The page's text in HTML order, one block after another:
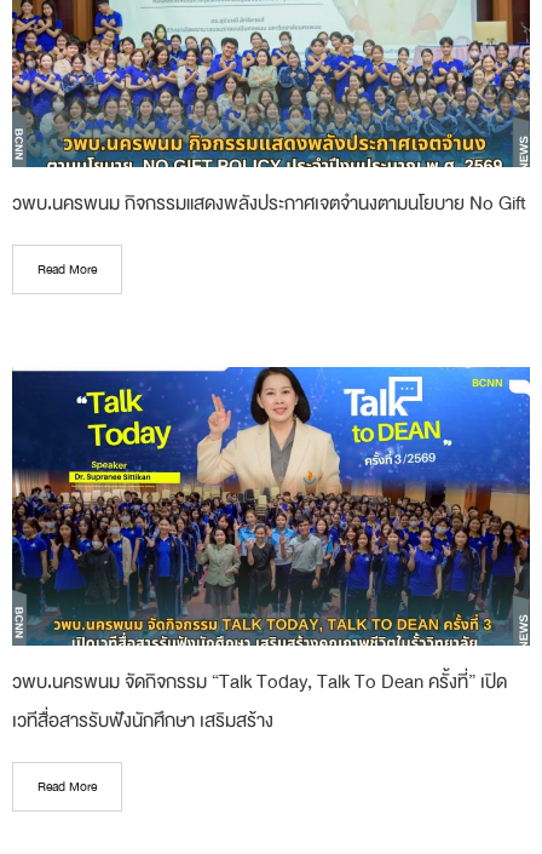
วพบ.นครพนม กิจกรรมแสดงพลังประกาศเจตจำนงตามนโยบาย No Gift
Read More
วพบ.นครพนม จัดกิจกรรม “Talk Today, Talk To Dean ครั้งที่” เปิด
เวทีสื่อสารรับฟังนักศึกษา เสริมสร้าง
Read More